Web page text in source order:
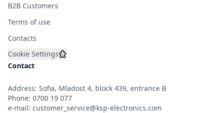
B2B Customers
Terms of use
Contacts
Cookie Settings
Contact
Address: Sofia, Mladost 4, block 439, entrance B
Phone: 0700 19 077
e-mail: customer_service@ksp-electronics.com